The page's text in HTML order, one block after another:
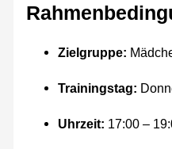
Zielgruppe:
Trainingstag:
Uhrzeit: 17:00 –